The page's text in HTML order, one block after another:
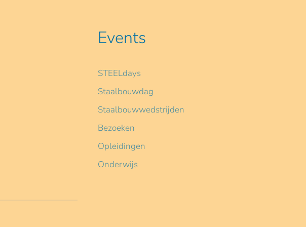
Events
STEELdays
Staalbouwdag
Staalbouwwedstrijden
Bezoeken
Opleidingen
Onderwijs